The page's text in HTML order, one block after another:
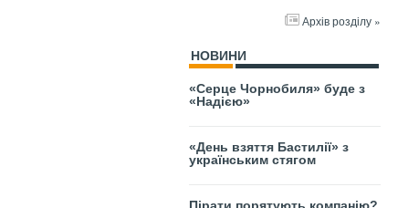
Архів розділу »
НОВИНИ
«Серце Чорнобиля» буде з
«Надією»
«День взяття Бастилії» з
українським стягом